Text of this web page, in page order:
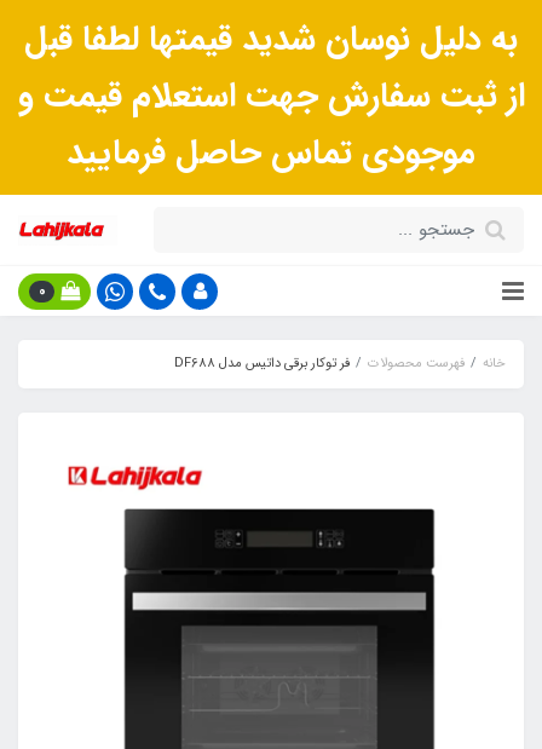
به دلیل نوسان شدید قیمتها لطفا قبل
از ثبت سفارش جهت استعلام قیمت و
موجودی تماس حاصل فرمایید
0
خانه فهرست محصولات فر توکار برقی داتیس مدل DF688